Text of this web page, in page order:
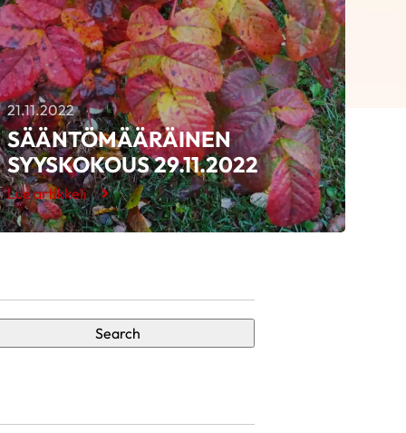
21.11.2022
SÄÄNTÖMÄÄRÄINEN
SYYSKOKOUS 29.11.2022
Lue artikkeli
Search